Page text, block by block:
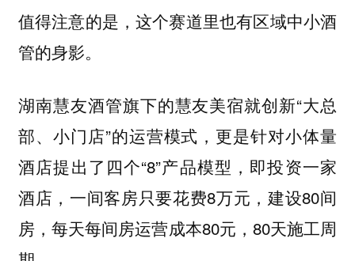
值得注意的是，这个赛道里也有区域中小酒
管的身影。
湖南慧友酒管旗下的慧友美宿就创新“大总
部、小门店”的运营模式，更是针对小体量
酒店提出了四个“8”产品模型，即投资一家
酒店，一间客房只要花费8万元，建设80间
房，每天每间房运营成本80元，80天施工周